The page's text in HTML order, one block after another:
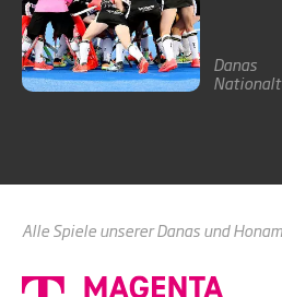
Danas
Alle Spiele unserer Danas und